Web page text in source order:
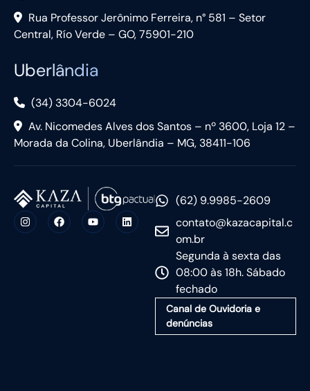
Rua Professor Jerônimo Ferreira, n° 581 – Setor
Central, Río Verde – GO, 75901-210
Uberlândia
(34) 3304-6024
Av. Nicomedes Alves dos Santos – nº 3600, Loja 12 –
Morada da Colina, Uberlândia – MG, 38411-106
(62) 9.9985-2609
contato@kazacapital.c
om.br
Segunda à sexta das
08:00 às 18h. Sábado
fechado
Canal de Ouvidoria e
denúncias